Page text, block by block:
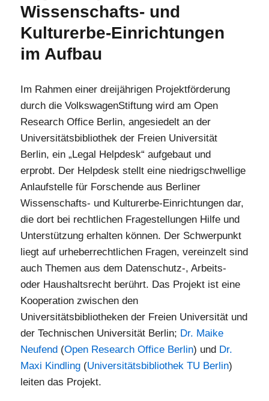
Bildarchiv
Marburg:
Direktor
im
Interview
Wissenschafts- und
Kulturerbe-Einrichtungen
im Aufbau
Im Rahmen einer dreijährigen Projektförderung
durch die VolkswagenStiftung wird am Open
Research Office Berlin, angesiedelt an der
Universitätsbibliothek der Freien Universität
Berlin, ein „Legal Helpdesk“ aufgebaut und
erprobt. Der Helpdesk stellt eine niedrigschwellige
Anlaufstelle für Forschende aus Berliner
Wissenschafts- und Kulturerbe-Einrichtungen dar,
die dort bei rechtlichen Fragestellungen Hilfe und
Unterstützung erhalten können. Der Schwerpunkt
liegt auf urheberrechtlichen Fragen, vereinzelt sind
auch Themen aus dem Datenschutz-, Arbeits-
oder Haushaltsrecht berührt. Das Projekt ist eine
Kooperation zwischen den
Universitätsbibliotheken der Freien Universität und
der Technischen Universität Berlin; Dr. Maike
Neufend (Open Research Office Berlin) und Dr.
Maxi Kindling (Universitätsbibliothek TU Berlin)
leiten das Projekt.